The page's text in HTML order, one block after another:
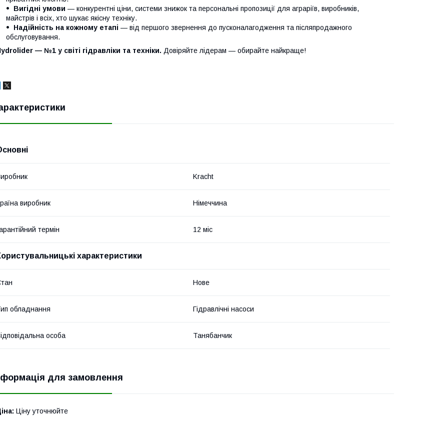
Вигідні умови — конкурентні ціни, системи знижок та персональні пропозиції для аграріїв, виробників,
майстрів і всіх, хто шукає якісну техніку.
Надійність на кожному етапі — від першого звернення до пусконалагодження та післяпродажного
обслуговування.
— №1 у світі гідравліки та техніки. Довіряйте лідерам — обирайте найкраще!
Kracht
виробник Німеччина
термін 12 міс
характеристики
Нове
обладнання Гідравлічні насоси
особа Танябанчик
для замовлення
Ціну уточнюйте